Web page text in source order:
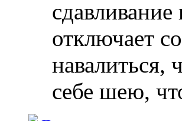
отключает
навалиться,
себе шею,